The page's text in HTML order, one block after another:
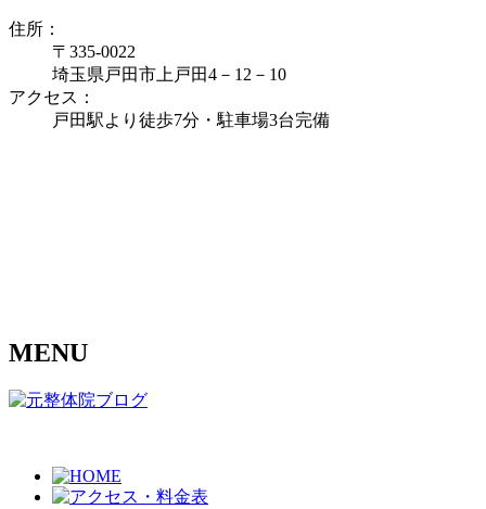
住所：
〒335‐0022
埼玉県戸田市上戸田4－12－10
アクセス：
戸田駅より徒歩7分・駐車場3台完備
MENU